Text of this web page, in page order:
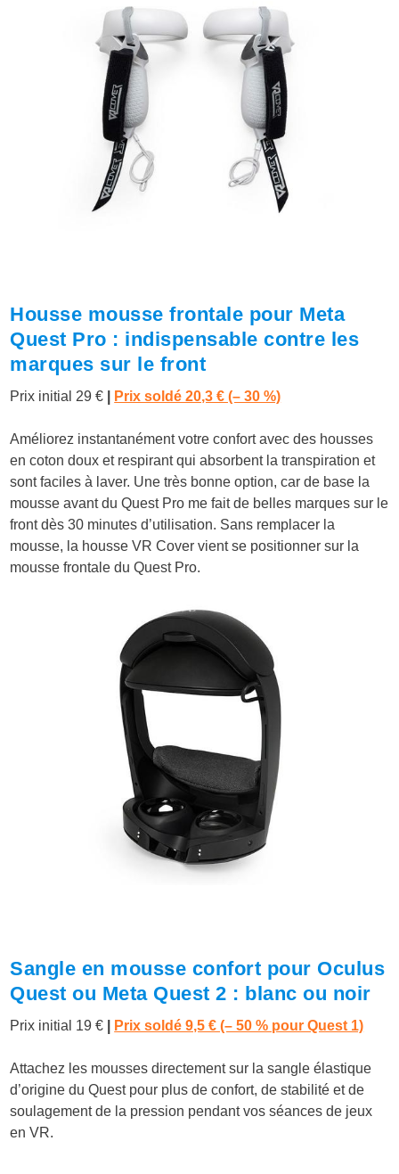
Housse mousse frontale pour Meta
Quest Pro : indispensable contre les
marques sur le front
Prix initial 29 € Prix soldé 20,3 € (– 30 %)
Améliorez instantanément votre confort avec des housses
en coton doux et respirant qui absorbent la transpiration et
sont faciles à laver. Une très bonne option, car de base la
mousse avant du Quest Pro me fait de belles marques sur le
front dès 30 minutes d’utilisation. Sans remplacer la
mousse, la housse VR Cover vient se positionner sur la
mousse frontale du Quest Pro.
Sangle en mousse confort pour Oculus
Quest ou Meta Quest 2 : blanc ou noir
Prix initial 19 € Prix soldé 9,5 € (– 50 % pour Quest 1)
Attachez les mousses directement sur la sangle élastique
d’origine du Quest pour plus de confort, de stabilité et de
soulagement de la pression pendant vos séances de jeux
en VR.